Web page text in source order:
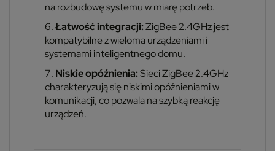
na rozbudowę systemu w miarę potrzeb.
Łatwość integracji:ZigBee 2.4GHz jest
kompatybilne z wieloma urządzeniami i
systemami inteligentnego domu.
Niskie opóźnienia:Sieci ZigBee 2.4GHz
charakteryzują się niskimi opóźnieniami w
komunikacji, co pozwala na szybką reakcję
urządzeń.